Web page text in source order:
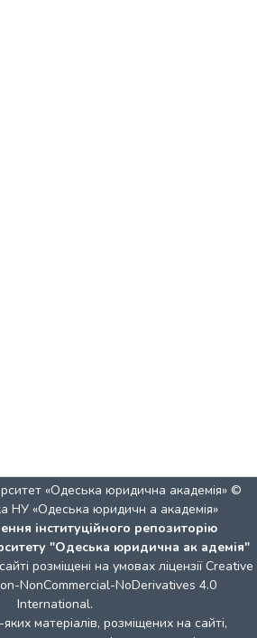
«Одеська юридична академія» ©
НУ «Одеська юридичн а академія»
інституційного репозиторію
"Одеська юридична ак адемія"
розміщені на умовах ліцензії Creative
NonCommercial-NoDerivatives 4.0
International.
матеріалів, розміщених на сайті,